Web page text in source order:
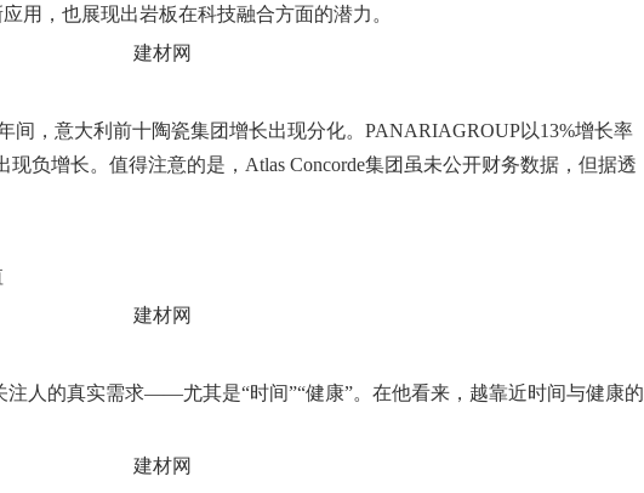
用，也展现出岩板在科技融合方面的潜力。
间，意大利前十陶瓷集团增长出现分化。PANARIAGROUP以13%增长率
负增长。值得注意的是，Atlas Concorde集团虽未公开财务数据，但据透
注人的真实需求——尤其是“时间”“健康”。在他看来，越靠近时间与健康的